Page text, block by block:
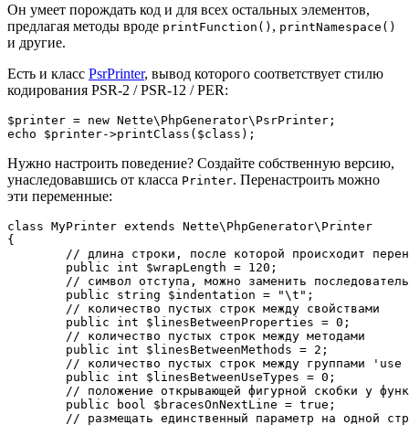
Он умеет порождать код и для всех остальных элементов,
предлагая методы вроде printFunction() , printNamespace()
и другие.
Есть и класс PsrPrinter, вывод которого соответствует стилю
кодирования PSR-2 / PSR-12 / PER:
$printer = new Nette\PhpGenerator\PsrPrinter;
Нужно настроить поведение? Создайте собственную версию,
унаследовавшись от класса Printer. Перенастроить можно
эти переменные:
class MyPrinter extends Nette\PhpGenerator\Printer
{